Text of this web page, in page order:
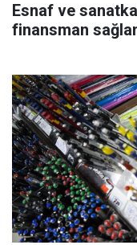
Esnaf ve
finansman